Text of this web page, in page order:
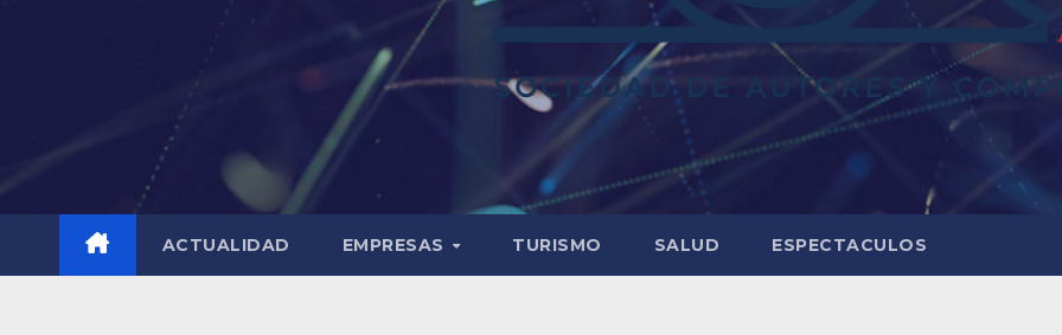
ACTUALIDAD EMPRESAS TURISMO SALUD ESPECTACULOS